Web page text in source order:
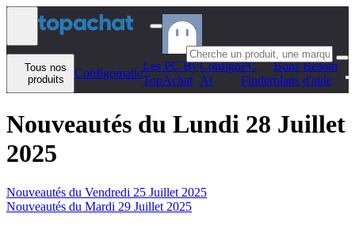
Aller au contenu
Tous nos
produits
Configomatic
Les PC By
TopAchat
Configo
Ai
PC
Finder
Bons
plans
Besoin
d'aide
Nouveautés du Lundi 28 Juillet
2025
Nouveautés du Vendredi 25 Juillet 2025
Nouveautés du Mardi 29 Juillet 2025